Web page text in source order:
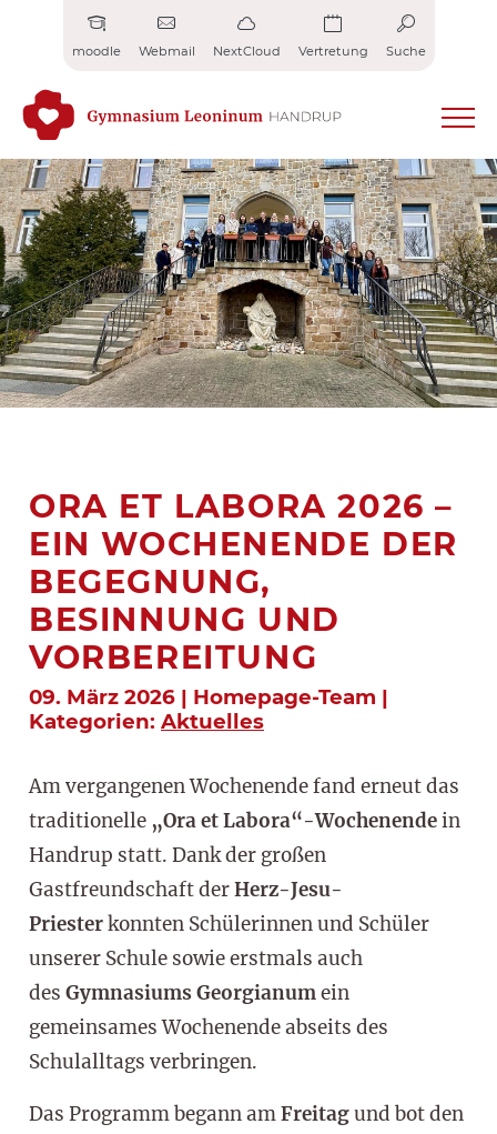
moodle Webmail NextCloud Vertretung Suche
ORA ET LABORA 2026 –
EIN WOCHENENDE DER
BEGEGNUNG,
BESINNUNG UND
VORBEREITUNG
09. März 2026 | Homepage-Team |
Kategorien: Aktuelles
Am vergangenen Wochenende fand erneut das
traditionelle „Ora et Labora“-Wochenendein
Handrup statt. Dank der großen
Gastfreundschaft derHerz-Jesu-
Priesterkonnten Schülerinnen und Schüler
unserer Schule sowie erstmals auch
des Gymnasiums Georgianumein
gemeinsames Wochenende abseits des
Schulalltags verbringen.
Das Programm begann amFreitagund bot den